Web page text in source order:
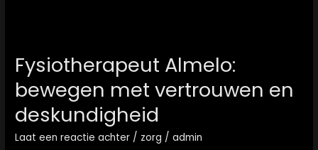
Fysiotherapeut Almelo:
bewegen met vertrouwen en
deskundigheid
Laat een reactie achter / zorg /admin
bewegen
met
vertrouwen
en
deskundigheid